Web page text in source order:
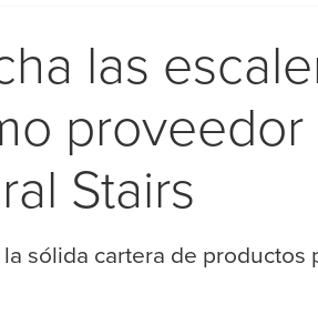
las
Stairs
sólida cartera de productos